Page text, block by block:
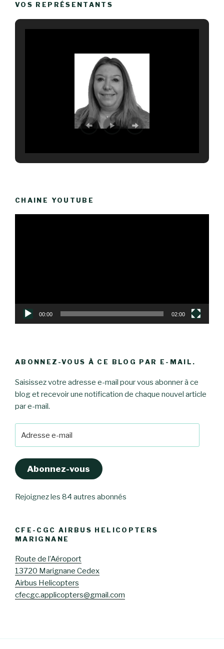
VOS REPRÉSENTANTS
CHAINE YOUTUBE
00:00 02:00
ABONNEZ-VOUS À CE BLOG PAR E-MAIL.
Saisissez votre adresse e-mail pour vous abonner à ce
blog et recevoir une notification de chaque nouvel article
par e-mail.
e-
Abonnez-vous
Rejoignez les 84 autres abonnés
CFE-CGC AIRBUS HELICOPTERS
MARIGNANE
Route de l’Aéroport
13720 Marignane Cedex
Airbus Helicopters
cfecgc.applicopters@gmail.com